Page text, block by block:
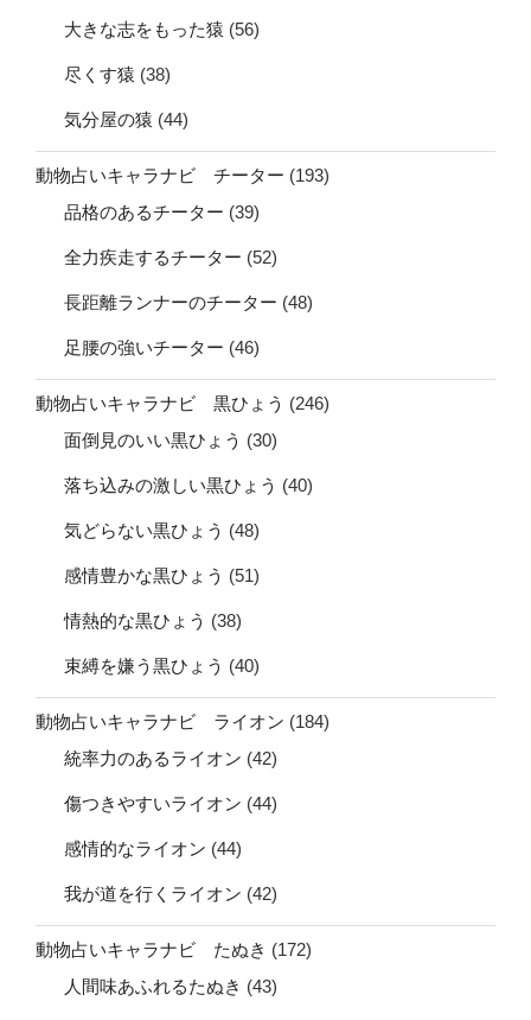
大きな志をもった猿 (56)
尽くす猿 (38)
気分屋の猿 (44)
動物占いキャラナビ チーター (193)
品格のあるチーター (39)
全力疾走するチーター (52)
長距離ランナーのチーター (48)
足腰の強いチーター (46)
動物占いキャラナビ 黒ひょう (246)
面倒見のいい黒ひょう (30)
落ち込みの激しい黒ひょう (40)
気どらない黒ひょう (48)
感情豊かな黒ひょう (51)
情熱的な黒ひょう (38)
束縛を嫌う黒ひょう (40)
動物占いキャラナビ ライオン (184)
統率力のあるライオン (42)
傷つきやすいライオン (44)
感情的なライオン (44)
我が道を行くライオン (42)
動物占いキャラナビ たぬき (172)
人間味あふれるたぬき (43)